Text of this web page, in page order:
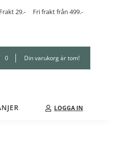
Frakt 29.- Fri frakt från 499.-
0 Din varukorg är tom!
LOGGA IN